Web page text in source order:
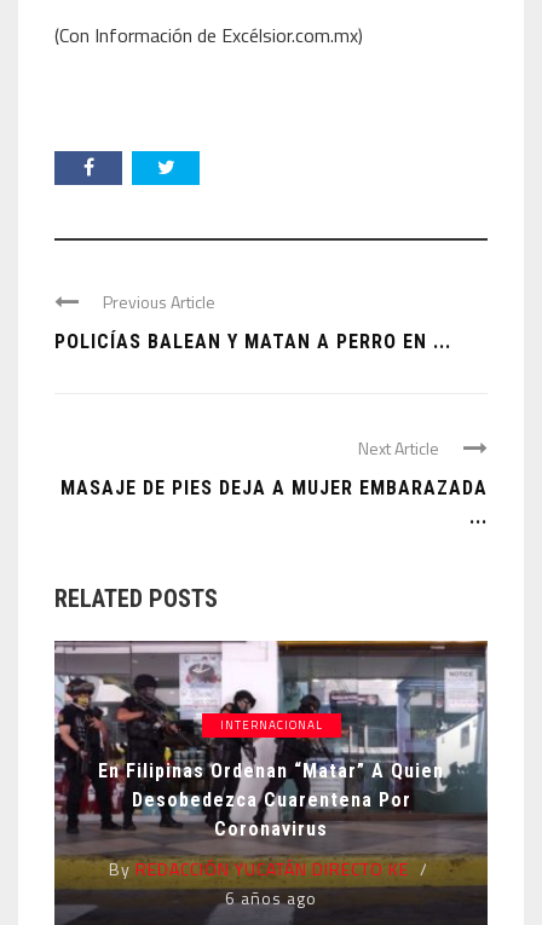
(Con Información de Excélsior.com.mx)
Previous Article
POLICÍAS BALEAN Y MATAN A PERRO EN ...
Next Article
MASAJE DE PIES DEJA A MUJER EMBARAZADA
...
RELATED POSTS
INTERNACIONAL
En Filipinas Ordenan “matar” A Quien
Desobedezca Cuarentena Por
Coronavirus
By REDACCIÓN YUCATÁN DIRECTO KE
6 años ago